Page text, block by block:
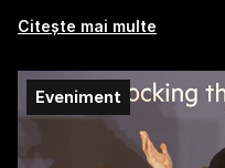
Citește mai multe
Eveniment